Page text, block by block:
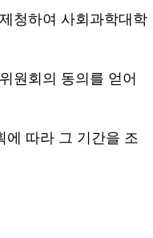
청하여 사회과학대학
원회의 동의를 얻어
에 따라 그 기간을 조